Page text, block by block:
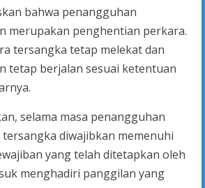
bahwa penangguhan
merupakan penghentian perkara.
tersangka tetap melekat dan
tetap berjalan sesuai ketentuan
selama masa penangguhan
diwajibkan memenuhi
yang telah ditetapkan oleh
menghadiri panggilan yang